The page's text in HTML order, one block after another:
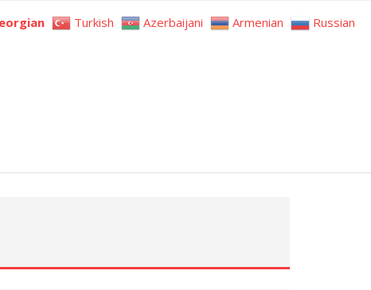
Turkish Azerbaijani Armenian Russian